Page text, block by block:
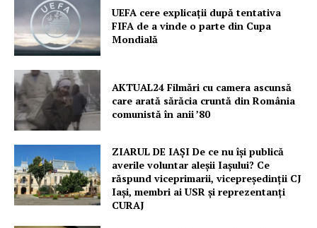
Rețea
Contact
UEFA cere explicații după tentativa
FIFA de a vinde o parte din Cupa
Mondială
AKTUAL24 Filmări cu camera ascunsă
care arată sărăcia cruntă din România
comunistă în anii ’80
ZIARUL DE IAȘI De ce nu își publică
averile voluntar aleșii Iașului? Ce
răspund viceprimarii, vicepreședinții CJ
Iași, membri ai USR și reprezentanți
CURAJ